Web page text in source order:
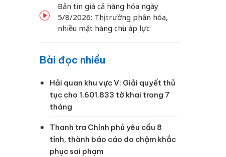
Bản tin giá cả hàng hóa ngày
5/8/2026: Thị trường phân hóa,
nhiều mặt hàng chịu áp lực
Bài đọc nhiều
Hải quan khu vực V: Giải quyết thủ
tục cho 1.601.833 tờ khai trong 7
tháng
Thanh tra Chính phủ yêu cầu 8
tỉnh, thành báo cáo do chậm khắc
phục sai phạm